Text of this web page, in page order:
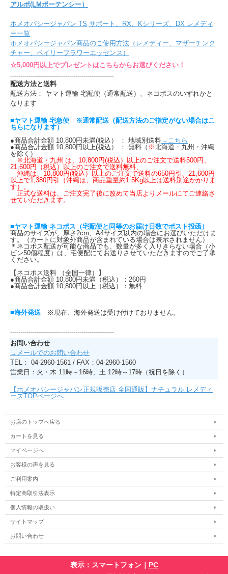
アルポ(LMポーテンシー）
ホメオパシージャパン TS,サポート、RX、Kシリーズ、DX レメディ
ー一覧
ホメオパシージャパン商品のご使用方法（レメディー、マザーチンク
チャー、ベイリーフラワーエッセンス）
☆5,000円以上でプレゼントはこちらからお選びください！
---------------------------------------------------
配送方法と送料
配送方法： ヤマト運輸 宅配便（通常配送）、ネコポスのいずれかと
なります
■ヤマト運輸 宅急便 ※通常配送（配送方法のご指定がない場合はこ
ちらになります）
●商品合計金額 10,800円未満(税込） ： 地域別送料→こちら
●商品合計金額 10,800円以上(税込） ： 無料（ ※北海道・九州・沖縄
を除く）
※北海道・九州 は、10,800円(税込）以上のご注文で送料500円、
21,600円（税込）以上のご注文で送料無料、
沖縄は、10,800円(税込）以上のご注文で送料の650円引、21,600円
以上で1,380円引（沖縄は、商品重量約1.5Kg以上は送料別途かかりま
す）。
正式な送料は、ご注文完了後に改めて当店よりメールにてご連絡さ
せていただきます。
■ヤマト運輸 ネコポス（宅配便と同等のお届け日数でポスト投函）
商品のサイズが、厚さ2cm、A4サイズ以内の場合にお選びいただけま
す。（カートに対象外商品が含まれている場合は表示されません）
＊ネコポス配送が可能な商品でも、数量が多く入りきらない場合（小
ビン50個程度）は、宅便配にてお送りさせていただきますのでご了承
ください。
【ネコポス送料 （全国一律）】
●商品合計金額 10,800円未満（税込）：260円
●商品合計金額 10,800円以上（税込）：無料
■海外発送 ※現在、海外発送は受け付けておりません。
---------------------------------------------------
お問い合わせ
→メールでのお問い合わせ
TEL： 04-2960-1561 / FAX：04-2960-1560
営業日：火・木 11時～16時、土 12時～17時（祝日を除く）
【ホメオパシージャパン正規販売店 全国通販】ナチュラル レメディ
ーズTOPページへ
お店のトップへ戻る
カートを見る
マイページへ
お客様の声を見る
ご利用案内
特定商取引法表示
個人情報の取扱い
サイトマップ
お問い合わせ
表示：スマートフォン｜ PC